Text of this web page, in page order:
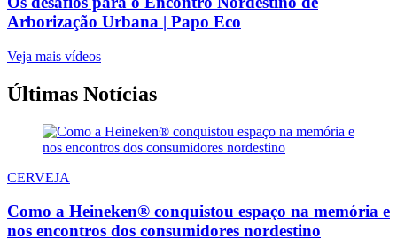
Arborização Urbana | Papo Eco
Veja mais vídeos
Últimas Notícias
CERVEJA
Como a Heineken® conquistou espaço na memória e
nos encontros dos consumidores nordestino